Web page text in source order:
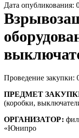
Дата опубликования:
Проведение закупки:
ПРЕДМЕТ
(коробки,
ОРГАНИЗАТОР:
«Юнипро